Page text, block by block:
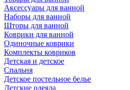
Аксессуары для ванной
Наборы для ванной
Шторы для ванной
Коврики для ванной
Одиночные коврики
Комплекты ковриков
Детская и детское
Спальня
Детское постельное белье
Детские одеяла